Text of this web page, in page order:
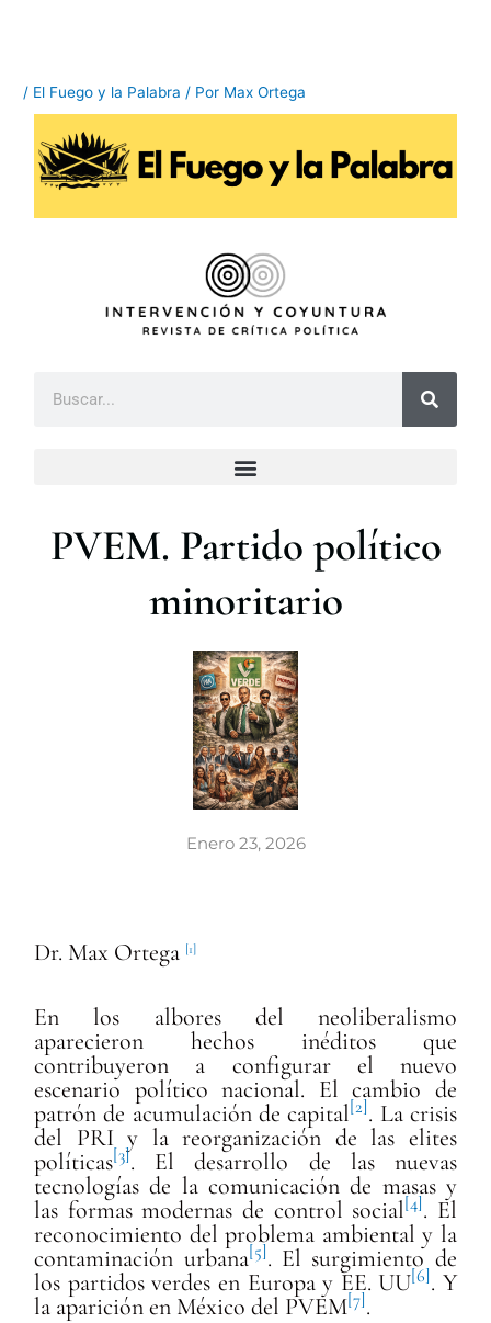
/ El Fuego y la Palabra / Por Max Ortega
PVEM. Partido político
minoritario
Enero 23, 2026
Dr. Max Ortega [1]
En los albores del neoliberalismo
aparecieron hechos inéditos que
contribuyeron a configurar el nuevo
escenario político nacional. El cambio de
patrón de acumulación de capital[2]. La crisis
del PRI y la reorganización de las elites
políticas[3]. El desarrollo de las nuevas
tecnologías de la comunicación de masas y
las formas modernas de control social[4]. El
reconocimiento del problema ambiental y la
contaminación urbana[5]. El surgimiento de
los partidos verdes en Europa y EE. UU[6]. Y
la aparición en México del PVEM[7].